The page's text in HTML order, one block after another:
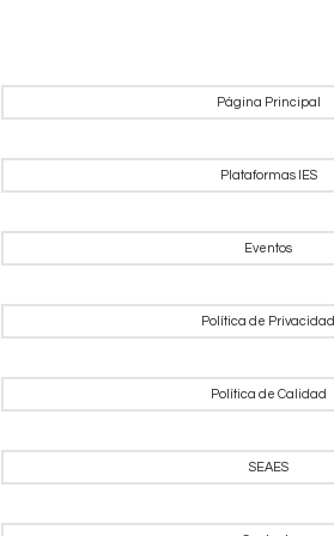
Página Principal
Plataformas IES
Eventos
Política de Privacidad
Política de Calidad
SEAES